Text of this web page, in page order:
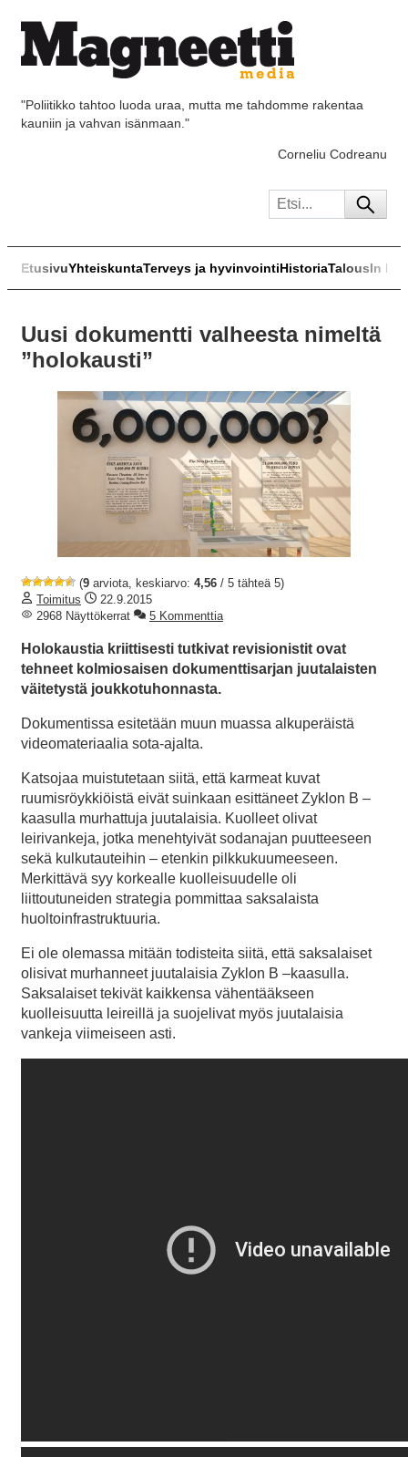
"Poliitikko tahtoo luoda uraa, mutta me tahdomme rakentaa
kauniin ja vahvan isänmaan."
Corneliu Codreanu
EtusivuYhteiskuntaTerveys ja hyvinvointiHistoriaTalousIn
Uusi dokumentti valheesta nimeltä
”holokausti”
(9 arviota, keskiarvo: 4,56 / 5 tähteä 5)
Toimitus
22.9.2015
2968 Näyttökerrat
5 Kommenttia
Holokaustia kriittisesti tutkivat revisionistit ovat
tehneet kolmiosaisen dokumenttisarjan juutalaisten
väitetystä joukkotuhonnasta.
Dokumentissa esitetään muun muassa alkuperäistä
videomateriaalia sota-ajalta.
Katsojaa muistutetaan siitä, että karmeat kuvat
ruumisröykkiöistä eivät suinkaan esittäneet Zyklon B –
kaasulla murhattuja juutalaisia. Kuolleet olivat
leirivankeja, jotka menehtyivät sodanajan puutteeseen
sekä kulkutauteihin – etenkin pilkkukuumeeseen.
Merkittävä syy korkealle kuolleisuudelle oli
liittoutuneiden strategia pommittaa saksalaista
huoltoinfrastruktuuria.
Ei ole olemassa mitään todisteita siitä, että saksalaiset
olisivat murhanneet juutalaisia Zyklon B –kaasulla.
Saksalaiset tekivät kaikkensa vähentääkseen
kuolleisuutta leireillä ja suojelivat myös juutalaisia
vankeja viimeiseen asti.